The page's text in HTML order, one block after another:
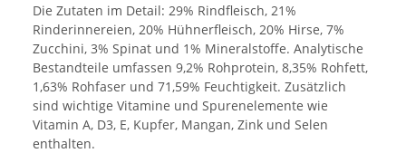
Die Zutaten im Detail: 29% Rindfleisch, 21%
Rinderinnereien, 20% Hühnerfleisch, 20% Hirse, 7%
Zucchini, 3% Spinat und 1% Mineralstoffe. Analytische
Bestandteile umfassen 9,2% Rohprotein, 8,35% Rohfett,
1,63% Rohfaser und 71,59% Feuchtigkeit. Zusätzlich
sind wichtige Vitamine und Spurenelemente wie
Vitamin A, D3, E, Kupfer, Mangan, Zink und Selen
enthalten.